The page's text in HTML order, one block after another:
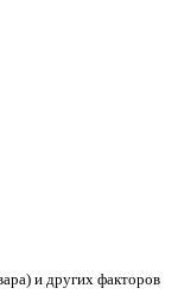
и других факторов